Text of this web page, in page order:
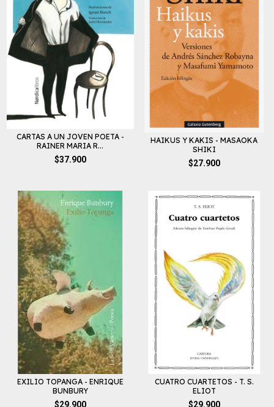
CARTAS A UN JOVEN POETA -
RAINER MARIA R...
$37.900
HAIKUS Y KAKIS - MASAOKA
SHIKI
$27.900
EXILIO TOPANGA - ENRIQUE
BUNBURY
$29.900
CUATRO CUARTETOS - T. S.
ELIOT
$29.900